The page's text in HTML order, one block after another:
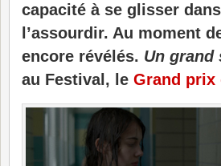
capacité à se glisser
l’assourdir. Au moment
encore révélés. Un grand
au Festival, le Grand prix